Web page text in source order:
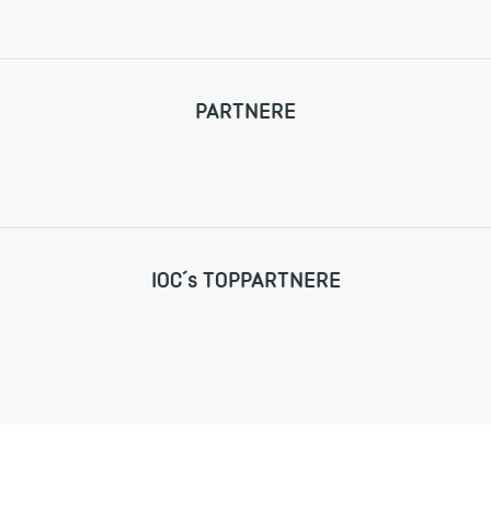
PARTNERE
IOC´s TOPPARTNERE